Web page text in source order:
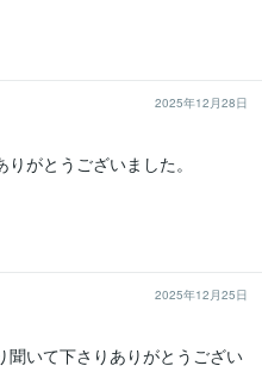
2025年12月28日
がとうございました。
2025年12月25日
聞いて下さりありがとうござい